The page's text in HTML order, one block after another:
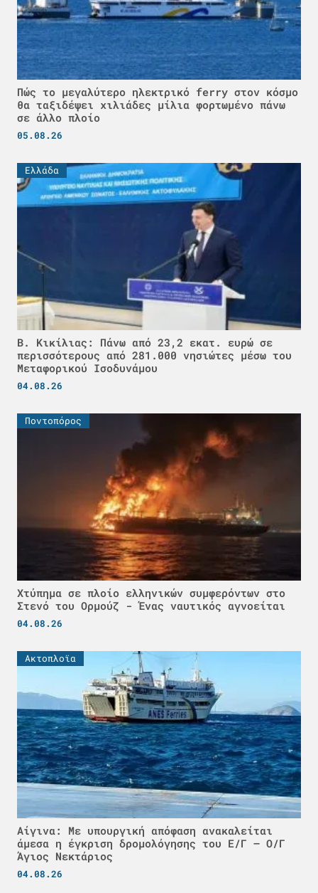
Πώς το μεγαλύτερο ηλεκτρικό ferry στον κόσμο
θα ταξιδέψει χιλιάδες μίλια φορτωμένο πάνω
σε άλλο πλοίο
05.08.26
Ελλάδα
Β. Κικίλιας: Πάνω από 23,2 εκατ. ευρώ σε
περισσότερους από 281.000 νησιώτες μέσω του
Μεταφορικού Ισοδυνάμου
04.08.26
Ποντοπόρος
Χτύπημα σε πλοίο ελληνικών συμφερόντων στο
Στενό του Ορμούζ - Ένας ναυτικός αγνοείται
04.08.26
Ακτοπλοϊα
Αίγινα: Με υπουργική απόφαση ανακαλείται
άμεσα η έγκριση δρομολόγησης του Ε/Γ – Ο/Γ
Άγιος Νεκτάριος
04.08.26